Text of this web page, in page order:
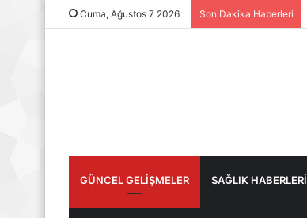
Cuma, Ağustos 7 2026 Son Dakika Haberleri
GÜNCEL GELİŞMELER SAĞLIK HABERLERİ